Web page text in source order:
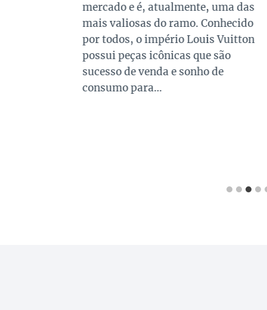
mercado e é, atualmente, uma das
mais valiosas do ramo. Conhecido
por todos, o império Louis Vuitton
possui peças icônicas que são
sucesso de venda e sonho de
consumo para…